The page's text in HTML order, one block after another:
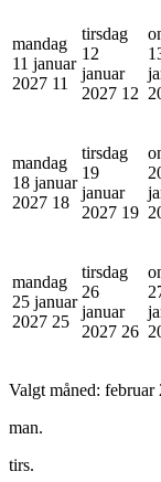
mandag
11 januar
2027 11
tirsdag
12
januar
2027 12
mandag
18 januar
2027 18
tirsdag
19
januar
2027 19
mandag
25 januar
2027 25
tirsdag
26
januar
2027 26
Valgt måned: februar
man.
tirs.